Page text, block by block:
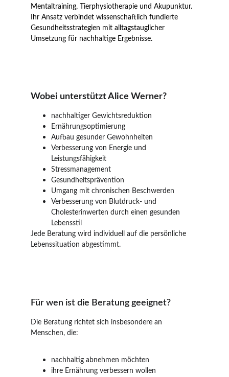
Mentaltraining, Tierphysiotherapie und Akupunktur.
Ihr Ansatz verbindet wissenschaftlich fundierte
Gesundheitsstrategien mit alltagstauglicher
Umsetzung für nachhaltige Ergebnisse.
Wobei unterstützt Alice Werner?
nachhaltiger Gewichtsreduktion
Ernährungsoptimierung
Aufbau gesunder Gewohnheiten
Verbesserung von Energie und
Leistungsfähigkeit
Stressmanagement
Gesundheitsprävention
Umgang mit chronischen Beschwerden
Verbesserung von Blutdruck- und
Cholesterinwerten durch einen gesunden
Lebensstil
Jede Beratung wird individuell auf die persönliche
Lebenssituation abgestimmt.
Für wen ist die Beratung geeignet?
Die Beratung richtet sich insbesondere an
Menschen, die:
nachhaltig abnehmen möchten
ihre Ernährung verbessern wollen